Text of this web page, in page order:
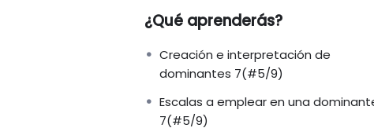
a través de las escalas más
Aprenderás a identificar las escalas
acorde dominante 7(#5/9),
carácter.
¿Qué aprenderás?
Creación e interpretación de
dominantes 7(#5/9)
Escalas a emplear en una
7(#5/9)